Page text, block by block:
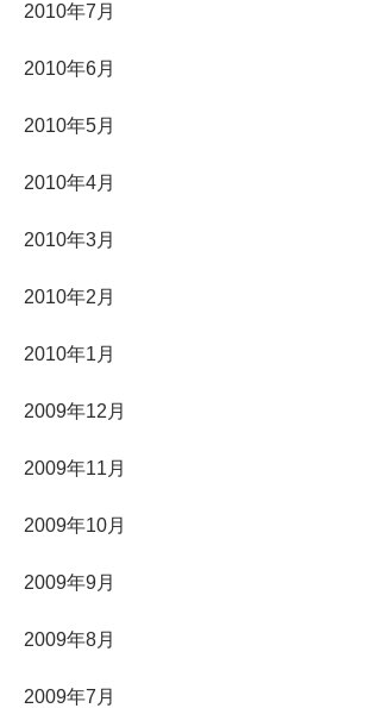
2010年7月
2010年6月
2010年5月
2010年4月
2010年3月
2010年2月
2010年1月
2009年12月
2009年11月
2009年10月
2009年9月
2009年8月
2009年7月